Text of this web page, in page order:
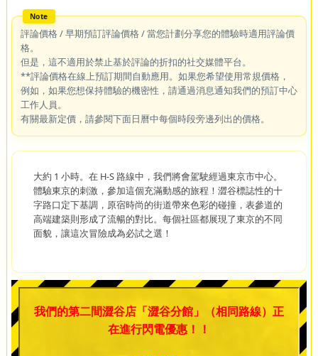
評論價格 / 早期預訂評論價格 / 當您計劃分享您的體驗時適用評論價
格。
但是，這不適用於禁止基於評論的折扣的社交媒體平台。
**評論價格在線上預訂期間自動應用。如果您希望使用常規價格，
例如，如果您想保持體驗的機密性，請通過消息通知我們的預訂中心
工作人員。
有關最新定價，請參閱下面日曆中每個時段旁邊列出的價格。
大約 1 小時。在 H-S 路線中，我們將會駕駛經過東京市中心。
體驗東京的刺激，參加這個充滿動感的旅程！澀谷標誌性的十
字路口定下基調，原宿時尚的街道帶來色彩的碰撞，表參道的
高端建築則形成了流暢的對比。每個社區都展現了東京的不同
面貌，讓這次冒險成為必試之選！
我們的第二間澀谷店「澀谷分館」（相同路線）正
在進行閃電優惠！！